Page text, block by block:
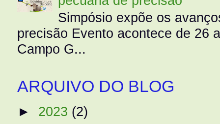
Simpósio expõe os
precisão Evento acontece de 26
Campo G...
ARQUIVO DO BLOG
► 2023 (2)